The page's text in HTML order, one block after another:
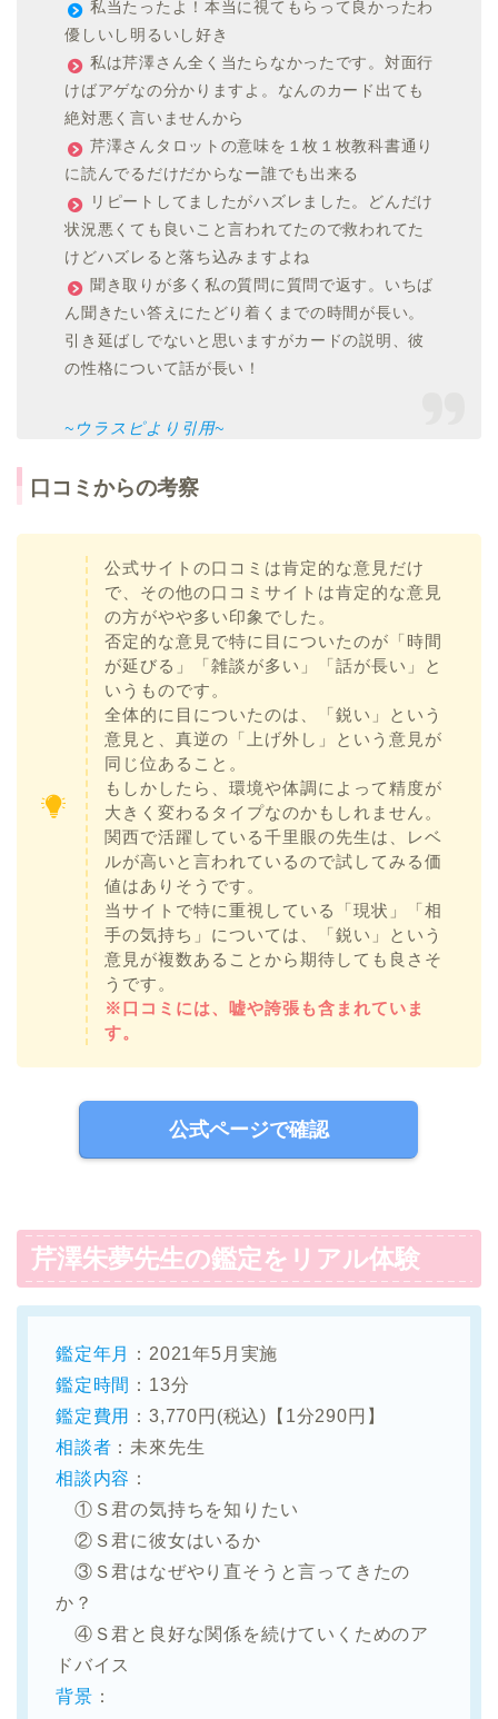
私当たったよ！本当に視てもらって良かったわ
優しいし明るいし好き
私は芹澤さん全く当たらなかったです。対面行
けばアゲなの分かりますよ。なんのカード出ても
絶対悪く言いませんから
芹澤さんタロットの意味を１枚１枚教科書通り
に読んでるだけだからなー誰でも出来る
リピートしてましたがハズレました。どんだけ
状況悪くても良いこと言われてたので救われてた
けどハズレると落ち込みますよね
聞き取りが多く私の質問に質問で返す。いちば
ん聞きたい答えにたどり着くまでの時間が長い。
引き延ばしでないと思いますがカードの説明、彼
の性格について話が長い！
~ウラスピより引用~
口コミからの考察
公式サイトの口コミは肯定的な意見だけ
で、その他の口コミサイトは肯定的な意見
の方がやや多い印象でした。
否定的な意見で特に目についたのが「時間
が延びる」「雑談が多い」「話が長い」と
いうものです。
全体的に目についたのは、「鋭い」という
意見と、真逆の「上げ外し」という意見が
同じ位あること。
もしかしたら、環境や体調によって精度が
大きく変わるタイプなのかもしれません。
関西で活躍している千里眼の先生は、レベ
ルが高いと言われているので試してみる価
値はありそうです。
当サイトで特に重視している「現状」「相
手の気持ち」については、「鋭い」という
意見が複数あることから期待しても良さそ
うです。
※口コミには、嘘や誇張も含まれていま
す。
公式ページで確認
芹澤朱夢先生の鑑定をリアル体験
鑑定年月
：2021年5月実施
鑑定時間 ：13分
鑑定費用
：3,770円(税込)【1分290円】
相談者 ：未來先生
相談内容 ：
①Ｓ君の気持ちを知りたい
②Ｓ君に彼女はいるか
③Ｓ君はなぜやり直そうと言ってきたの
か？
④Ｓ君と良好な関係を続けていくためのア
ドバイス
背景 ：